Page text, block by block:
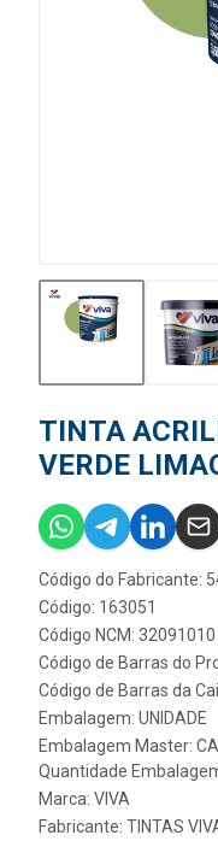
TINTA
VERDE
Código do Fabricante:
Código: 163051
Código NCM: 32091010
Código de Barras do
Código de Barras da
Embalagem: UNIDADE
Embalagem Master:
Quantidade
Marca: VIVA
Fabricante: TINTAS